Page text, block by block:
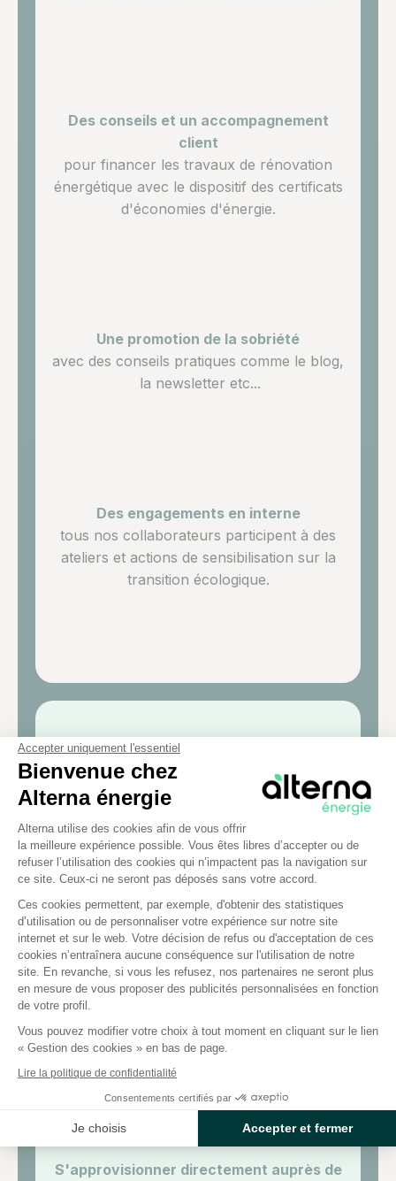
Des conseils et un accompagnement
client
pour financer les travaux de rénovation
énergétique avec le dispositif des certificats
d'économies d'énergie.
Une promotion de la sobriété
avec des conseils pratiques comme le blog,
la newsletter etc...
Des engagements en interne
tous nos collaborateurs participent à des
ateliers et actions de sensibilisation sur la
transition écologique.
Agir :
Lier consommation et
production pour une
énergie
plus durable
D’ici 2030, notre ambition est de couvrir
100%de la consommation de nos clients
en énergies renouvelables. Voici nos
actions concrètes pour atteindre cet
objectif :
S'approvisionner directement auprès de
Accepter uniquement l'essentiel
Bienvenue chez
Alterna énergie
Plateforme de Gestion du
Alterna utilise des cookies afin de vous offrir
la meilleure expérience possible. Vous êtes libres d’accepter ou de
refuser l’utilisation des cookies qui n’impactent pas la navigation sur
ce site. Ceux-ci ne seront pas déposés sans votre accord.
Ces cookies permettent, par exemple, d'obtenir des statistiques
d’utilisation ou de personnaliser votre expérience sur notre site
internet et sur le web. Votre décision de refus ou d'acceptation de ces
cookies n’entraînera aucune conséquence sur l'utilisation de notre
site. En revanche, si vous les refusez, nos partenaires ne seront plus
en mesure de vous proposer des publicités personnalisées en fonction
de votre profil.
Vous pouvez modifier votre choix à tout moment en cliquant sur le lien
« Gestion des cookies » en bas de page.
Lire la politique de confidentialité
Consentements certifiés par
Je choisis Accepter et fermer
Axeptio consent